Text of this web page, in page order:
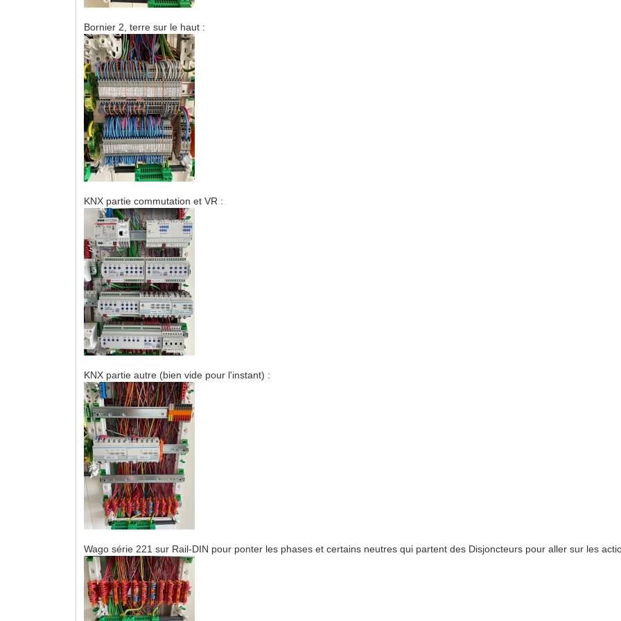
Bornier 2, terre sur le haut :
KNX partie commutation et VR :
KNX partie autre (bien vide pour l'instant) :
Wago série 221 sur Rail-DIN pour ponter les phases et certains neutres qui partent des Disjoncteurs pour aller sur les